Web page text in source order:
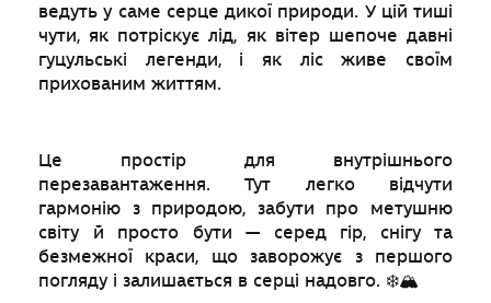
ведуть у саме серце дикої природи. У цій тиші
чути, як потріскує лід, як вітер шепоче давні
гуцульські легенди, і як ліс живе своїм
прихованим життям.
Це простір для внутрішнього
перезавантаження. Тут легко відчути
гармонію з природою, забути про метушню
світу й просто бути — серед гір, снігу та
безмежної краси, що заворожує з першого
погляду і залишається в серці надовго. ❄️🏔️